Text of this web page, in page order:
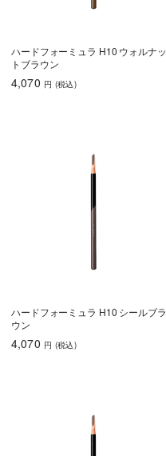
ハードフォーミュラ H10 ウォルナッ
トブラウン
4,070 円 (税込)
ハードフォーミュラ H10 シールブラ
ウン
4,070 円 (税込)